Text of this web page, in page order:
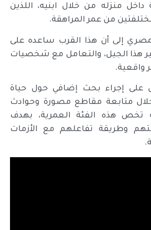
منزله من خلال ابنيه، اللذين
من عمر المراهقة.
إلى أن هذا القرب ساعده على
هذا الجيل، والتعامل مع شخصيات
واقعية.
إجراء بحث إضافي حول حياة
متابعة مقاطع مصورة وحوادث
تخص هذه الفئة العمرية، بهدف
وطريقة تفاعلهم مع الأزمات